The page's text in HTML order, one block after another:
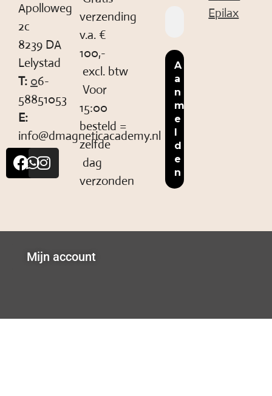
Apolloweg
2c
8239 DA
Lelystad
T: 06-
58851053
E:
info@dmagneticacademy.nl
verzending
v.a. €
100,-
excl. btw
Voor
15:00
besteld =
zelfde
dag
verzonden
Epilax
Mijn account